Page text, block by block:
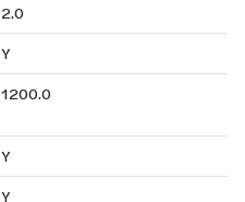
2.0
Y
1200.0
Y
Y